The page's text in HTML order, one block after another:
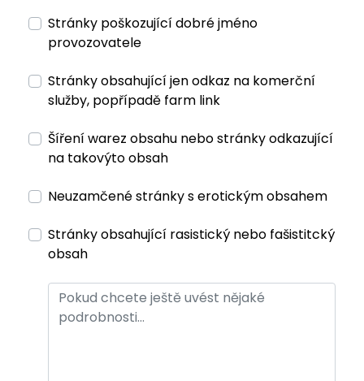
Stránky poškozující dobré jméno
provozovatele
Stránky obsahující jen odkaz na komerční
služby, popřípadě farm link
Šíření warez obsahu nebo stránky odkazující
na takovýto obsah
Neuzamčené stránky s erotickým obsahem
Stránky obsahující rasistický nebo fašistitcký
obsah